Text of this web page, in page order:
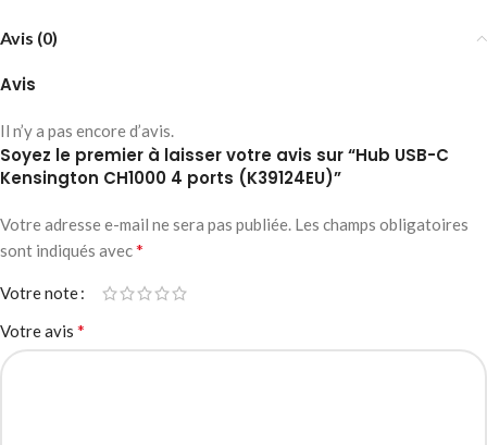
Avis (0)
Avis
Il n’y a pas encore d’avis.
Soyez le premier à laisser votre avis sur “Hub USB-C
Kensington CH1000 4 ports (K39124EU)”
Votre adresse e-mail ne sera pas publiée. Les champs obligatoires
sont indiqués avec*
Votre note
Votre avis *